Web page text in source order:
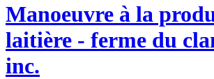
Manoeuvre à la
laitière - ferme du
inc.